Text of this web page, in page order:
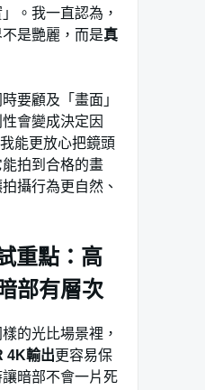
。我一直認為，
是艷麗，而是真
要顧及「畫面」
會變成決定因
能更放心把鏡頭
拍到合格的畫
攝行為更自然、
重點：高
部有層次
的光比場景裡，
4K輸出更容易保
暗部不會一片死